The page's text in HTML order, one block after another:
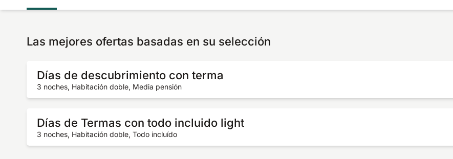
Las mejores ofertas basadas en su selección
Días de descubrimiento con terma
3 noches, Habitación doble, Media pensión
Días de Termas con todo incluido light
3 noches, Habitación doble, Todo incluído